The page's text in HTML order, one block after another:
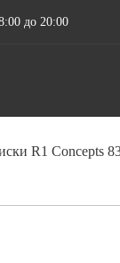
до 20:00
R1 Concepts